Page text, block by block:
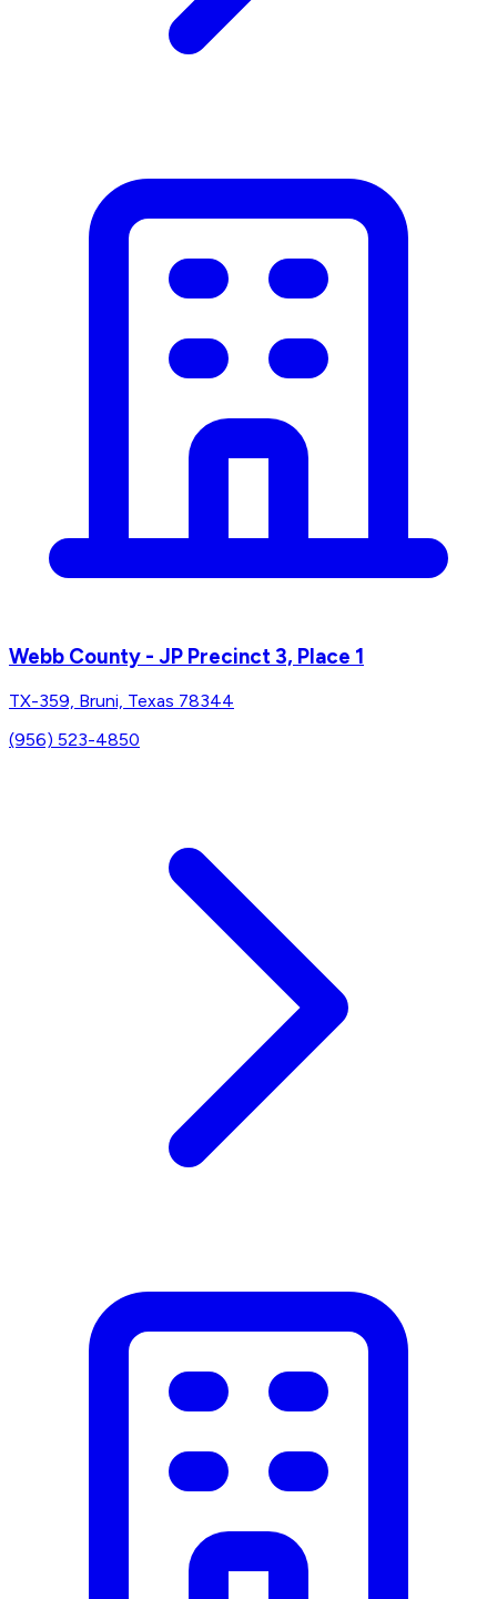
Webb County - JP Precinct 3, Place 1
TX-359, Bruni, Texas 78344
(956) 523-4850